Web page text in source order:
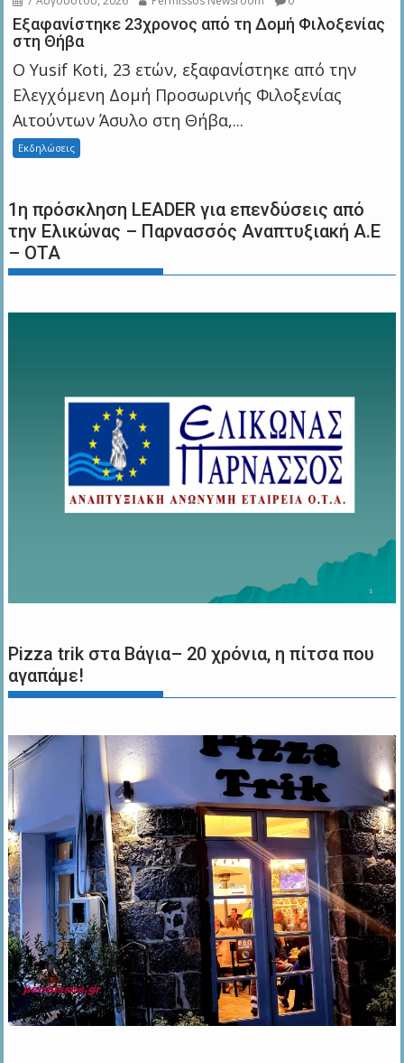
Εξαφανίστηκε 23χρονος από τη Δομή Φιλοξενίας
στη Θήβα
Ο Yusif Koti, 23 ετών, εξαφανίστηκε από την
Ελεγχόμενη Δομή Προσωρινής Φιλοξενίας
Αιτούντων Άσυλο στη Θήβα,...
Εκδηλώσεις
1η πρόσκληση LEADER για επενδύσεις από
την Ελικώνας – Παρνασσός Αναπτυξιακή Α.Ε
– ΟΤΑ
Pizza trik στα Βάγια– 20 χρόνια, η πίτσα που
αγαπάμε!